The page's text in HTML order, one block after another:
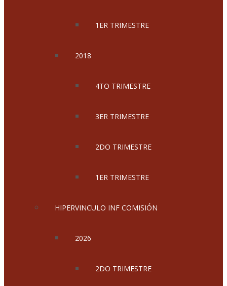
1ER TRIMESTRE
2018
4TO TRIMESTRE
3ER TRIMESTRE
2DO TRIMESTRE
1ER TRIMESTRE
HIPERVINCULO INF COMISIÓN
2026
2DO TRIMESTRE